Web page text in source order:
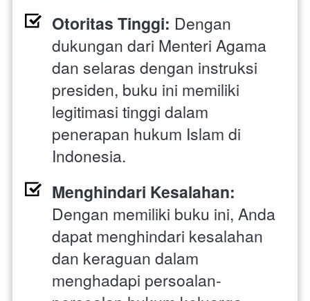
Otoritas Tinggi: Dengan
dukungan dari Menteri Agama
dan selaras dengan instruksi
presiden, buku ini memiliki
legitimasi tinggi dalam
penerapan hukum Islam di
Indonesia.
Menghindari Kesalahan:
Dengan memiliki buku ini, Anda
dapat menghindari kesalahan
dan keraguan dalam
menghadapi persoalan-